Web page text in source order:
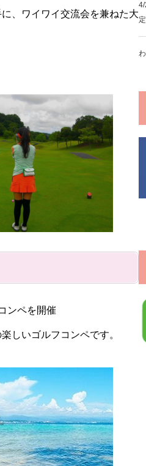
、ワイワイ交流会を兼ねた大
ンペを開催
しいゴルフコンペです。